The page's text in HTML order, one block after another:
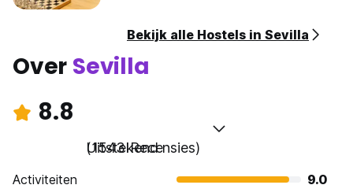
Bekijk alle Hostels in Sevilla
Over Sevilla
8.8
Uitstekend
(1543 Recensies)
Activiteiten
9.0